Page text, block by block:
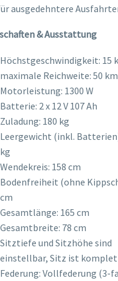
ausgedehntere
& Ausstattung
Höchstgeschwindigkeit: 15
maximale Reichweite: 50 km
Motorleistung: 1300 W
Batterie: 2 x 12 V 107 Ah
Zuladung: 180 kg
Leergewicht (inkl.
kg
Wendekreis: 158 cm
Bodenfreiheit (ohne
cm
Gesamtlänge: 165 cm
Gesamtbreite: 78 cm
Sitztiefe und Sitzhöhe sind
einstellbar, Sitz ist
Federung: Vollfederung (3-